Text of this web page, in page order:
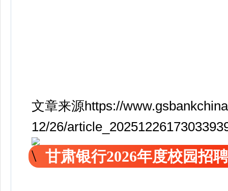
文章来源https://
12/26/
甘肃银行2026年度校园招